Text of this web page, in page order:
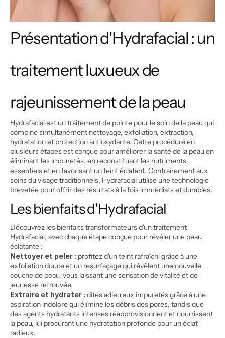
Présentation d'Hydrafacial : un
traitement luxueux de
rajeunissement de la peau
Hydrafacial est un traitement de pointe pour le soin de la peau qui
combine simultanément nettoyage, exfoliation, extraction,
hydratation et protection antioxydante. Cette procédure en
plusieurs étapes est conçue pour améliorer la santé de la peau en
éliminant les impuretés, en reconstituant les nutriments
essentiels et en favorisant un teint éclatant. Contrairement aux
soins du visage traditionnels, Hydrafacial utilise une technologie
brevetée pour offrir des résultats à la fois immédiats et durables.
Les bienfaits d'Hydrafacial
Découvrez les bienfaits transformateurs d'un traitement
Hydrafacial, avec chaque étape conçue pour révéler une peau
éclatante :
Nettoyer et peler : profitez d'un teint rafraîchi grâce à une
exfoliation douce et un resurfaçage qui révèlent une nouvelle
couche de peau, vous laissant une sensation de vitalité et de
jeunesse retrouvée.
Extraire et hydrater : dites adieu aux impuretés grâce à une
aspiration indolore qui élimine les débris des pores, tandis que
des agents hydratants intenses réapprovisionnent et nourrissent
la peau, lui procurant une hydratation profonde pour un éclat
radieux.